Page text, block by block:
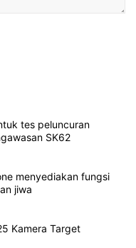
tes peluncuran
SK62
menyediakan fungsi
jiwa
Kamera Target